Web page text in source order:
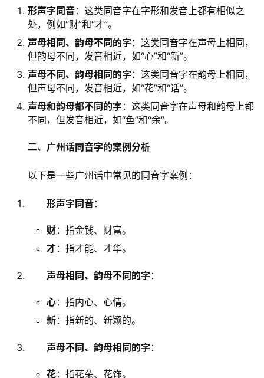
形声字同音：这类同音字在字形和发音上都有相似之
处，例如“财”和“才”。
声母相同、韵母不同的字 ：这类同音字在声母上相同，
但韵母不同，发音相近，如“心”和“新”。
声母不同、韵母相同的字 ：这类同音字在韵母上相同，
但声母不同，发音相近，如“花”和“话”。
声母和韵母都不同的字 ：这类同音字在声母和韵母上都
不同，但发音相近，如“鱼”和“余”。
二、广州话同音字的案例分析
以下是一些广州话中常见的同音字案例：
形声字同音：
财：指金钱、财富。
才：指才能、才华。
声母相同、韵母不同的字 ：
心：指内心、心情。
新：指新的、新颖的。
声母不同、韵母相同的字 ：
花：指花朵、花饰。